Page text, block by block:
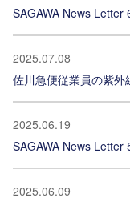
SAGAWA News Letter
2025.07.08
佐川急便従業員の紫
2025.06.19
SAGAWA News Letter
2025.06.09